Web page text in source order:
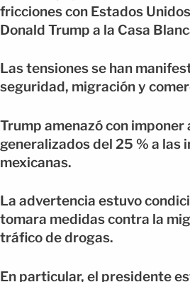
fricciones con Estados
Donald Trump a la Casa
Las tensiones se han
seguridad, migración y
Trump amenazó con imponer
generalizados del 25 % a las
mexicanas.
La advertencia estuvo
tomara medidas contra la
tráfico de drogas.
En particular, el presidente